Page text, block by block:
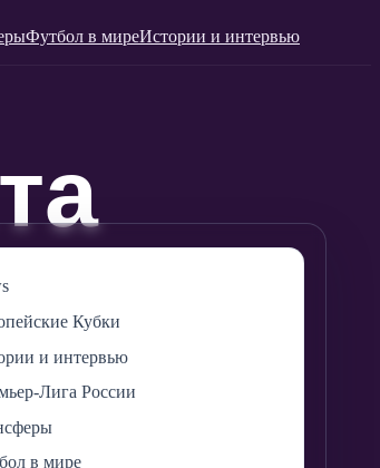
Футбол в миреИстории и интервью
Кубки
и интервью
Лига России
в мире